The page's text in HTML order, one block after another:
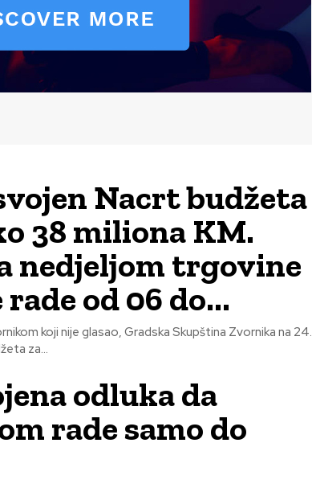
Nacrt budžeta
38 miliona KM.
nedjeljom trgovine
od 06 do...
koji nije glasao, Gradska Skupština Zvornika na 24.
za...
odluka da
rade samo do